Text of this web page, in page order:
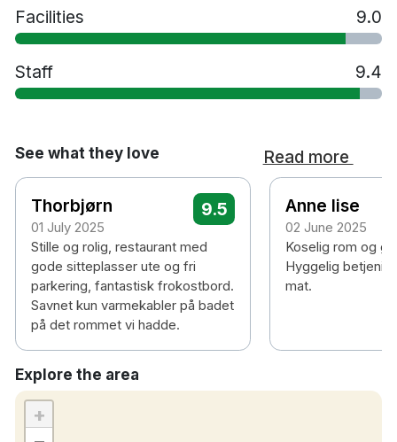
Tvättservice
Handikappsanpassade rum finns tillgängliga
Transfer till flygplatsen mot en avgift
Rökfritt
färjeterminal
15 minuters bilresa till Kristiansund flygplats
Alla gäster från 18 år och uppåt måste visa giltig
ID-handling vid incheckning.
Giltig ID kan vara: körkort, nationellt ID-kort,
BankID-app med foto eller pass.
Detta är ett krav från myndigheterna och bidrar till
en trygg och ansvarsfull drift av våra hotell.
Facilities 9.0
Staff 9.4
See what they love Read more
Thorbjørn
01 July 2025
9.5
Stille og rolig, restaurant med
gode sitteplasser ute og fri
parkering, fantastisk frokostbord.
Savnet kun varmekabler på badet
på det rommet vi hadde.
Anne lise
02 June 2025
Koselig rom og
Hyggelig
mat.
Explore the area
+